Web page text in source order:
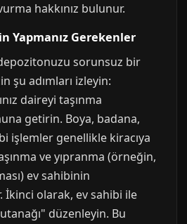
hakkınız bulunur.
Yapmanız Gerekenler
depozitonuzu sorunsuz bir
şu adımları izleyin:
daireyi taşınma
getirin. Boya, badana,
işlemler genellikle kiracıya
ve yıpranma (örneğin,
ev sahibinin
İkinci olarak, ev sahibi ile
düzenleyin. Bu